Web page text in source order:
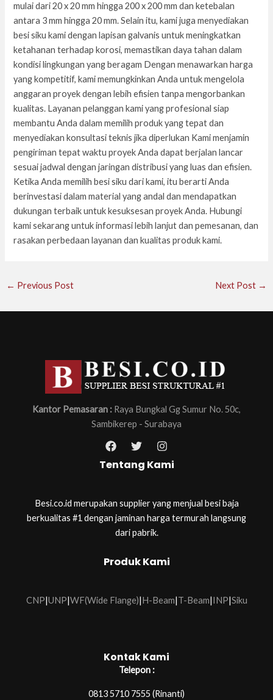
mulai dari 20 x 20 mm hingga 200 x 200 mm dan ketebalan
antara 3 mm hingga 20 mm. Selain itu, kami juga menyediakan
besi siku kami dengan lapisan galvanis untuk meningkatkan
ketahanan terhadap korosi, memastikan daya tahan dalam
kondisi lingkungan yang beragam Dengan menawarkan harga
yang kompetitif, kami memungkinkan Anda untuk mengelola
anggaran proyek dengan lebih efisien tanpa mengorbankan
kualitas. Layanan pelanggan kami yang profesional siap
membantu Anda dalam memilih produk yang tepat dan
menyediakan konsultasi teknis jika diperlukan Kami menjamin
pengiriman tepat waktu proyek Anda dapat berjalan lancar
sesuai jadwal dengan jaringan distribusi yang luas dan efisien.
Ketika Anda memilih besi siku dari kami, itu berarti Anda
berinvestasi dalam material yang andal dan mendapatkan
dukungan terbaik untuk kesuksesan proyek Anda. Hubungi
kami sekarang untuk informasi lebih lanjut dan pemesanan, dan
rasakan perbedaan layanan dan kualitas produk kami.
← Previous Post Next Post →
Kantor Pemasaran : Raya Bungkal Gg Sumur No. 50c,
Sambikerep - Surabaya
Tentang Kami
Besi.co.id merupakan supplier yang menjual besi baja
berkualitas #1 dengan jaminan harga termurah langsung
dari pabrik.
Produk Kami
CNP|UNP|WF(Wide Flange)|H-Beam|T-Beam|INP|Siku
Kontak Kami
Telepon :
0813 5710 7555 (Rinanti)